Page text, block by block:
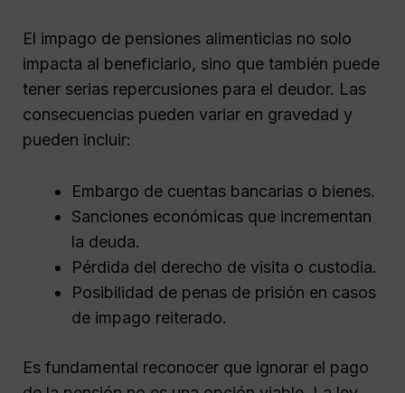
El impago de pensiones alimenticias no solo
impacta al beneficiario, sino que también puede
tener serias repercusiones para el deudor. Las
consecuencias pueden variar en gravedad y
pueden incluir:
Embargo de cuentas bancarias o bienes.
Sanciones económicas que incrementan
la deuda.
Pérdida del derecho de visita o custodia.
Posibilidad de penas de prisión en casos
de impago reiterado.
Es fundamental reconocer que ignorar el pago